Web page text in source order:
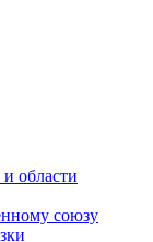
области
союзу